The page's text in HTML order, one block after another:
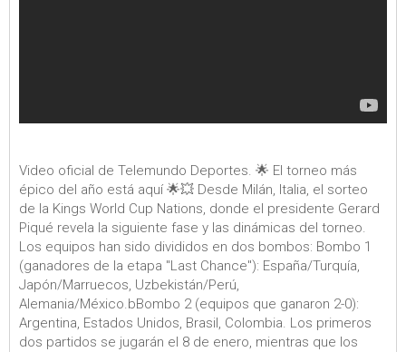
Video oficial de Telemundo Deportes. 🌟 El torneo más
épico del año está aquí 🌟💥 Desde Milán, Italia, el sorteo
de la Kings World Cup Nations, donde el presidente Gerard
Piqué revela la siguiente fase y las dinámicas del torneo.
Los equipos han sido divididos en dos bombos: Bombo 1
(ganadores de la etapa "Last Chance"): España/Turquía,
Japón/Marruecos, Uzbekistán/Perú,
Alemania/México.bBombo 2 (equipos que ganaron 2-0):
Argentina, Estados Unidos, Brasil, Colombia. Los primeros
dos partidos se jugarán el 8 de enero, mientras que los